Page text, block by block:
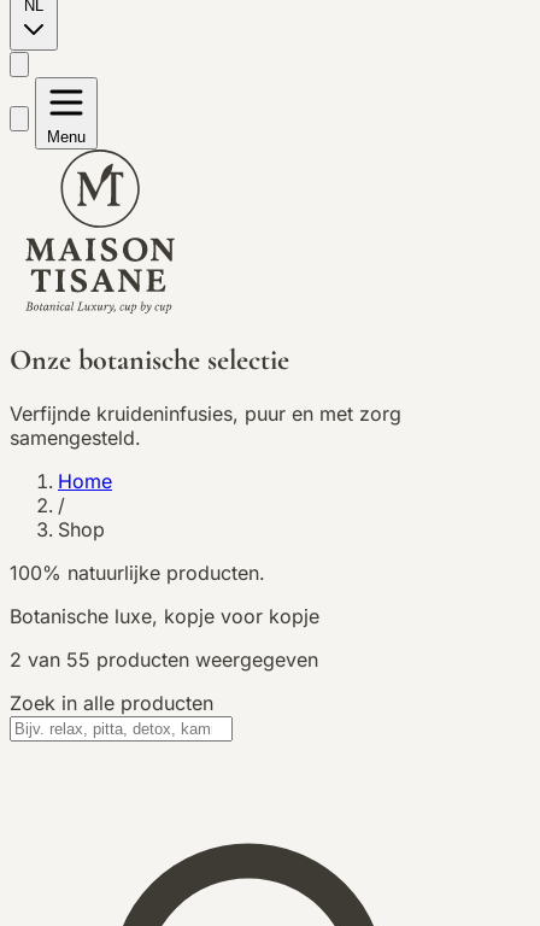
NL
Menu
Onze botanische selectie
Verfijnde kruideninfusies, puur en met zorg
samengesteld.
Home
/
Shop
100% natuurlijke producten.
Botanische luxe, kopje voor kopje
2 van 55 producten weergegeven
Zoek in alle producten